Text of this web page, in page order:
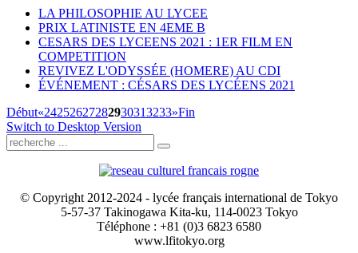
LA PHILOSOPHIE AU LYCEE
PRIX LATINISTE EN 4EME B
CESARS DES LYCEENS 2021 : 1ER FILM EN
COMPETITION
REVIVEZ L'ODYSSÉE (HOMERE) AU CDI
ÉVÉNEMENT : CÉSARS DES LYCÉENS 2021
Début«24252627282930313233»Fin
Switch to Desktop Version
© Copyright 2012-2024 - lycée français international de Tokyo
5-57-37 Takinogawa Kita-ku, 114-0023 Tokyo
Téléphone : +81 (0)3 6823 6580
www.lfitokyo.org